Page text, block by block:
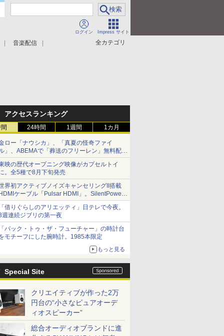
ログイン Impress サイト
全カテゴリ
音楽配信
アクセスランキング
24時間 1週間 1カ月
ロー「ナウシカ」、「真夏の怪奇ファイ
」、ABEMAで「葬送のフリーレン」無料配信
ど。夏の特番・配信情報
映の歴代オープニング映像がカプセルトイ
。全5種で8月下旬発売
界初アクティブノイズキャンセリングII搭載
ケーブル「Pulsar HDMI」。SilentPower
ら
借りぐらしのアリエッティ」日テレで今夜。
週連続ジブリの第一夜
バック・トゥ・ザ・フューチャー」の時計台
モチーフにした腕時計。1985本限定
もっと見る
Special Site
クリエイティブが作った2万
円台の“小さなピュアオーデ
ィオスピーカー”
総合オーディオブランドに進